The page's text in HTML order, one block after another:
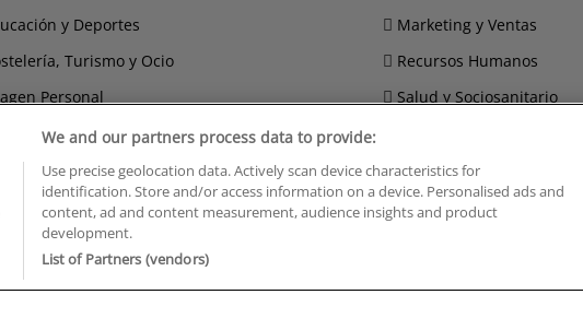
y Deportes
Turismo y Ocio
Personal
y Telecomunicaciones
Marketing y Ventas
Recursos Humanos
Salud y Sociosanitario
TUS CURSOS EN TU PROVINCIA
Cursos en La Rioja
Cursos en Las Palmas
Cursos en León
Cursos en Tenerife
We and our partners process data to provide:
Use precise geolocation data. Actively scan device characteristics for
identification. Store and/or access information on a device. Personalised ads and
content, ad and content measurement, audience insights and product
development.
List of Partners (vendors)